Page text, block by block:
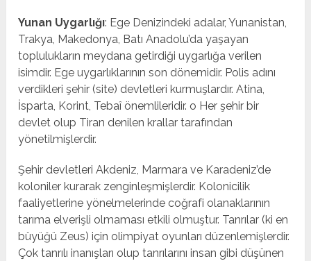
Yunan Uygarlığı: Ege Denizindeki adalar, Yunanistan,
Trakya, Makedonya, Batı Anadolu’da yaşayan
toplulukların meydana getirdiği uygarlığa verilen
isimdir. Ege uygarlıklarının son dönemidir. Polis adını
verdikleri şehir (site) devletleri kurmuşlardır. Atina,
İsparta, Korint, Tebaî önemlileridir. o Her şehir bir
devlet olup Tiran denilen krallar tarafından
yönetilmişlerdir.
Şehir devletleri Akdeniz, Marmara ve Karadeniz’de
koloniler kurarak zenginleşmişlerdir. Kolonicilik
faaliyetlerine yönelmelerinde coğrafi olanaklarının
tarıma elverişli olmaması etkili olmuştur. Tanrılar (ki en
büyüğü Zeus) için olimpiyat oyunları düzenlemişlerdir.
Çok tanrılı inanışları olup tanrılarını insan gibi düşünen